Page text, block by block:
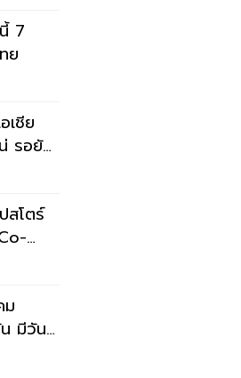
7
ย
เชีย
รอยัล"
สโตร์
ม
มีวัน